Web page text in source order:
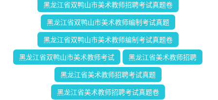
黑龙江省双鸭山市美术教师招聘考试真题卷
黑龙江省双鸭山市美术教师编制考试真题
黑龙江省双鸭山市美术教师编制考试真题卷
黑龙江省双鸭山市美术教师考试 黑龙江省美术教师招聘
黑龙江省美术教师招聘考试真题
黑龙江省美术教师招聘考试真题卷